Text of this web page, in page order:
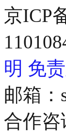
京ICP
明 免
邮箱：
合作咨